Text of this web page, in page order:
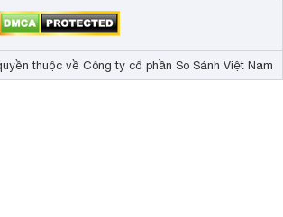
thuộc về Công ty cổ phần So Sánh Việt Nam